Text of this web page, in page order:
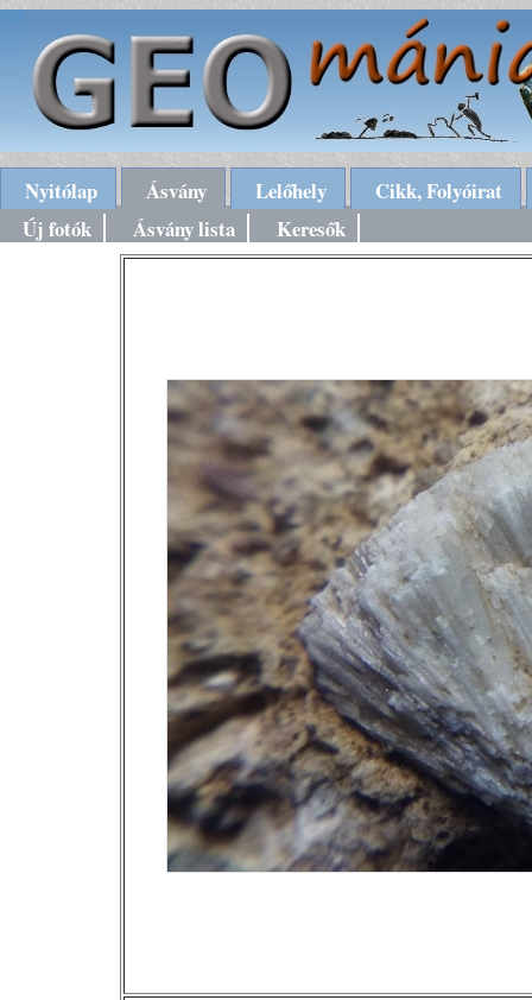
Nyitólap Ásvány Lelőhely
Cikk, Folyóirat
Új fotók
Ásvány lista Keresők